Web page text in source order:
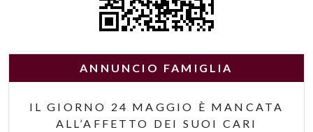
ANNUNCIO FAMIGLIA
IL GIORNO 24 MAGGIO È MANCATA
ALL’AFFETTO DEI SUOI CARI